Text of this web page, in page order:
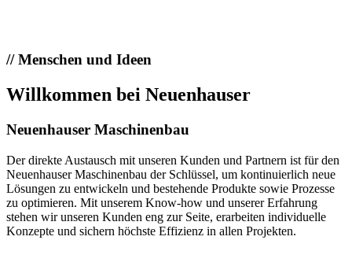
//Menschen und Ideen
Willkommen bei Neuenhauser
Neuenhauser Maschinenbau
Der direkte Austausch mit unseren Kunden und Partnern ist für den
Neuenhauser Maschinenbau der Schlüssel, um kontinuierlich neue
Lösungen zu entwickeln und bestehende Produkte sowie Prozesse
zu optimieren. Mit unserem Know-how und unserer Erfahrung
stehen wir unseren Kunden eng zur Seite, erarbeiten individuelle
Konzepte und sichern höchste Effizienz in allen Projekten.